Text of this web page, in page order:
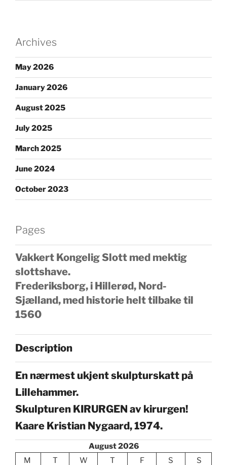
Archives
May 2026
January 2026
August 2025
July 2025
March 2025
June 2024
October 2023
Pages
Vakkert Kongelig Slott med mektig
slottshave.
Frederiksborg, i Hillerød, Nord-
Sjælland, med historie helt tilbake til
1560
Description
En nærmest ukjent skulpturskatt på
Lillehammer.
Skulpturen KIRURGEN av kirurgen!
Kaare Kristian Nygaard, 1974.
August 2026
M
T W T F S S